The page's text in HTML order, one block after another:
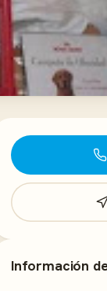
Información